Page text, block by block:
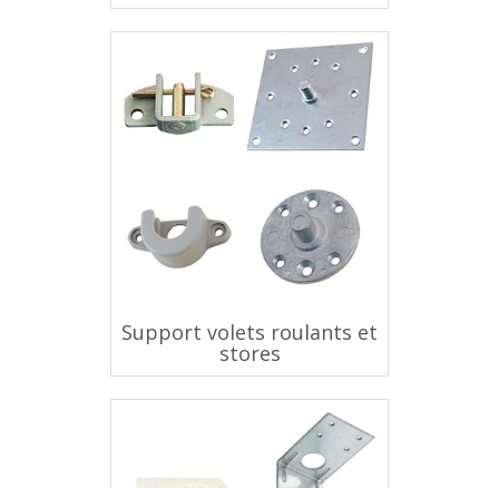
Support volets roulants et
stores